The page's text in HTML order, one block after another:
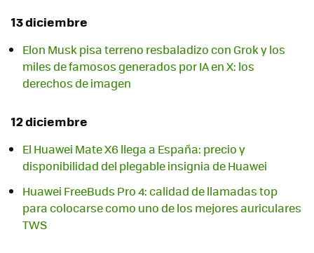
13 diciembre
Elon Musk pisa terreno resbaladizo con Grok y los
miles de famosos generados por IA en X: los
derechos de imagen
12 diciembre
El Huawei Mate X6 llega a España: precio y
disponibilidad del plegable insignia de Huawei
Huawei FreeBuds Pro 4: calidad de llamadas top
para colocarse como uno de los mejores auriculares
TWS